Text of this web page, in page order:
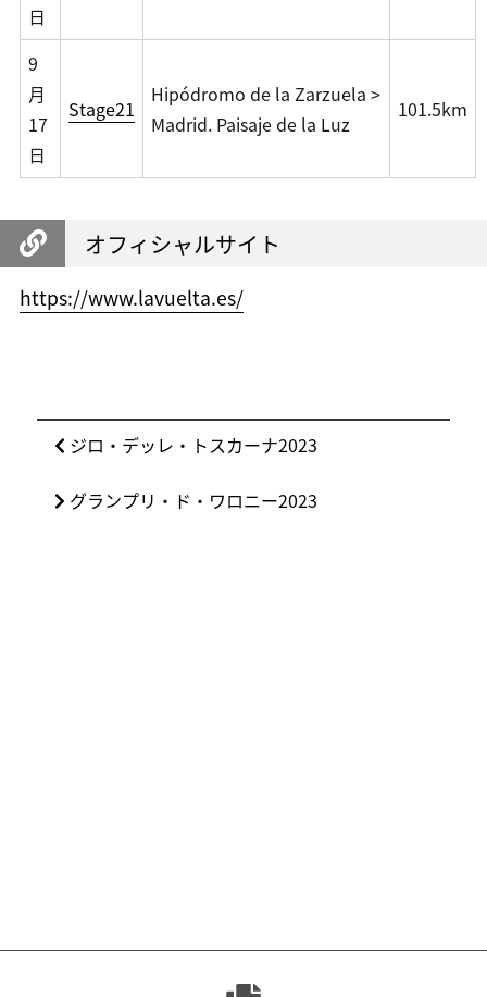
日
9
月
17
日
Stage21
Hipódromo de la Zarzuela >
Madrid. Paisaje de la Luz
101.5km
オフィシャルサイト
https://www.lavuelta.es/
前
投
ジロ・デッレ・トスカーナ2023
次
グランプリ・ド・ワロニー2023